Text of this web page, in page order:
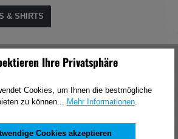
& SHIRTS
Ihre Privatsphäre
Cookies, um Ihnen die bestmögliche
zu können...
Mehr Informationen.
Cookies akzeptieren